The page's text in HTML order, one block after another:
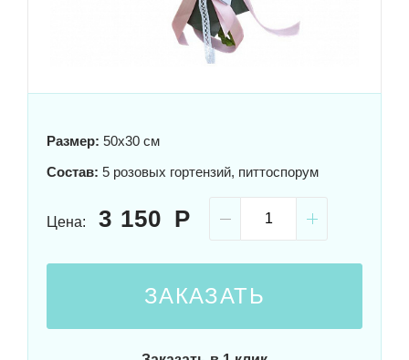
Размер: 50x30 см
Состав: 5 розовых гортензий, питтоспорум
Цена: 3 150
ЗАКАЗАТЬ